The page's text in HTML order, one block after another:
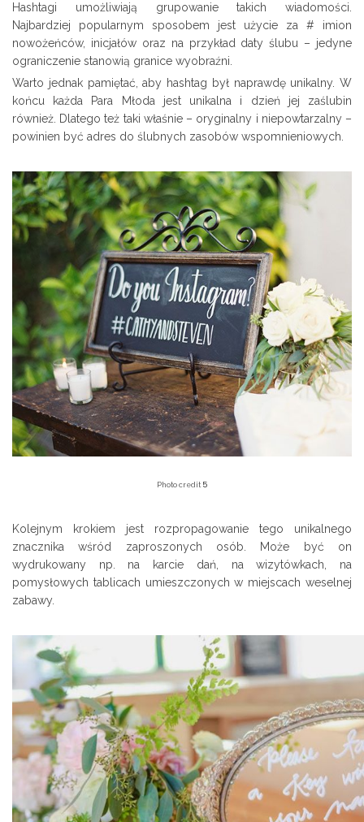
Hashtagi umożliwiają grupowanie takich wiadomości.
Najbardziej popularnym sposobem jest użycie za # imion
nowożeńców, inicjałów oraz na przykład daty ślubu – jedyne
ograniczenie stanowią granice wyobraźni.
Warto jednak pamiętać, aby hashtag był naprawdę unikalny. W
końcu każda Para Młoda jest unikalna i dzień jej zaślubin
również. Dlatego też taki właśnie – oryginalny i niepowtarzalny –
powinien być adres do ślubnych zasobów wspomnieniowych.
Photo credit 5
Kolejnym krokiem jest rozpropagowanie tego unikalnego
znacznika wśród zaproszonych osób. Może być on
wydrukowany np. na karcie dań, na wizytówkach, na
pomysłowych tablicach umieszczonych w miejscach weselnej
zabawy.